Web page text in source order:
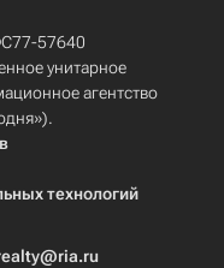
57640
унитарное
агентство
технологий